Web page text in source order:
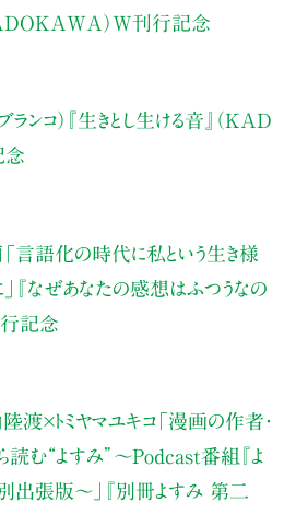
KADOKAWA）W刊行記念
ンコ）
『生きとし生ける音』（KAD
念
「言語化の時代に私という生き様
『なぜあなたの感想はふつうなの
行記念
×トミヤマユキコ「漫画の作者・
読む“よすみ” 〜Podcast番組『よ
出張版〜」
『別冊よすみ 第二